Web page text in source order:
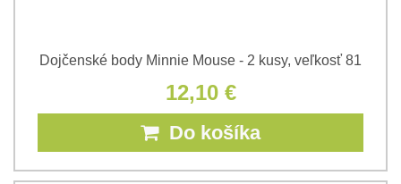
Dojčenské body Minnie Mouse - 2 kusy, veľkosť 81
12,10 €
Do košíka